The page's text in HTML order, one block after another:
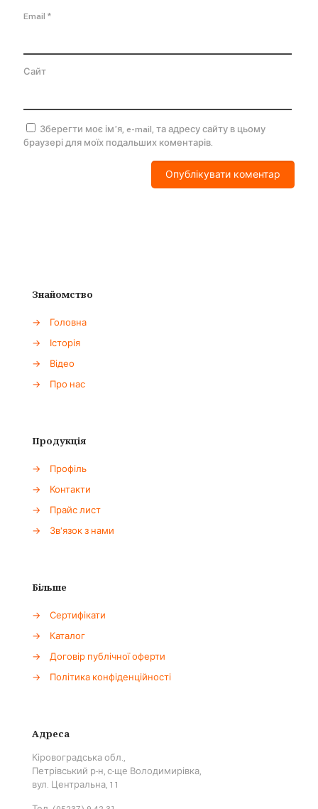
Email *
Сайт
Зберегти моє ім'я, e-mail, та адресу сайту в цьому
браузері для моїх подальших коментарів.
Знайомство
→
Головна
→
Історія
→
Відео
→
Про нас
Продукція
→
Профіль
→
Контакти
→
Прайс лист
→
Зв'язок з нами
Більше
→
Сертифікати
→
Каталог
→
Договір публічної оферти
→
Політика конфіденційності
Адреса
Кіровоградська обл.,
Петрівський р-н, с-ще Володимирівка,
вул. Центральна, 11